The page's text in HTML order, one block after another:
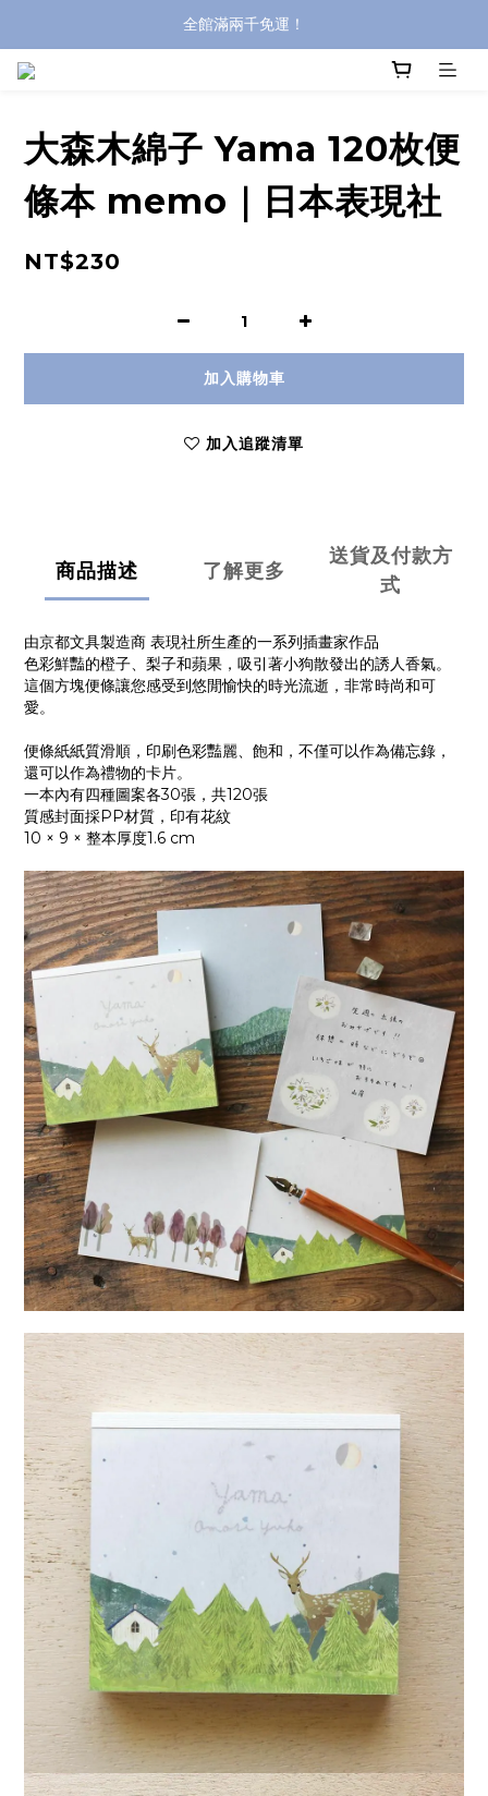
全館滿兩千免運！
全館滿兩千免運！
大森木綿子 Yama 120枚便
條本 memo｜日本表現社
NT$230
加入購物車
加入追蹤清單
商品描述 了解更多
送貨及付款方
式
由京都文具製造商 表現社所生產的一系列插畫家作品
色彩鮮豔的橙子、梨子和蘋果，吸引著小狗散發出的誘人香氣。
這個方塊便條讓您感受到悠閒愉快的時光流逝，非常時尚和可
愛。
便條紙紙質滑順，印刷色彩豔麗、飽和，不僅可以作為備忘錄，
還可以作為禮物的卡片。
一本內有四種圖案各30張，共120張
質感封面採PP材質，印有花紋
10 × 9 × 整本厚度1.6 cm